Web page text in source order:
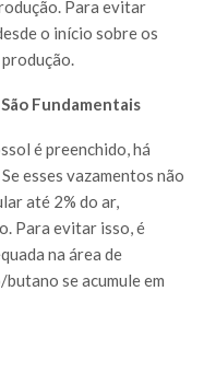
Para evitar
o início sobre os
Fundamentais
é preenchido, há
esses vazamentos não
até 2% do ar,
Para evitar isso, é
na área de
se acumule em